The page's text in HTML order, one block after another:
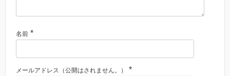
名前 *
メールアドレス（公開はされません。） *